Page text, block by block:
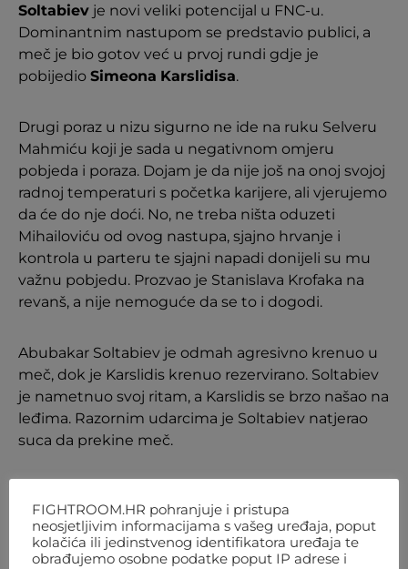
Soltabiev je novi veliki potencijal u FNC-u.
Dominantnim nastupom se predstavio publici, a
meč je bio gotov već u prvoj rundi gdje je
pobijedio Simeona Karslidisa.
Drugi poraz u nizu sigurno ne ide na ruku Selveru
Mahmiću koji je sada u negativnom omjeru
pobjeda i poraza. Dojam je da nije još na onoj svojoj
radnoj temperaturi s početka karijere, ali vjerujemo
da će do nje doći. No, ne treba ništa oduzeti
Mihailoviću od ovog nastupa, sjajno hrvanje i
kontrola u parteru te sjajni napadi donijeli su mu
važnu pobjedu. Prozvao je Stanislava Krofaka na
revanš, a nije nemoguće da se to i dogodi.
Abubakar Soltabiev je odmah agresivno krenuo u
meč, dok je Karslidis krenuo rezervirano. Soltabiev
je nametnuo svoj ritam, a Karslidis se brzo našao na
leđima. Razornim udarcima je Soltabiev natjerao
suca da prekine meč.
FIGHTROOM.HR pohranjuje i pristupa
neosjetljivim informacijama s vašeg uređaja, poput
kolačića ili jedinstvenog identifikatora uređaja te
obrađujemo osobne podatke poput IP adrese i